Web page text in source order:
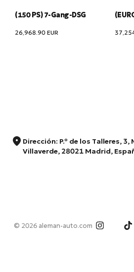
(150 PS) 7-Gang-DSG
26,968.90 EUR
Dirección: P.º de los Talleres, 3,
Villaverde, 28021 Madrid,
© 2026 aleman-auto.com